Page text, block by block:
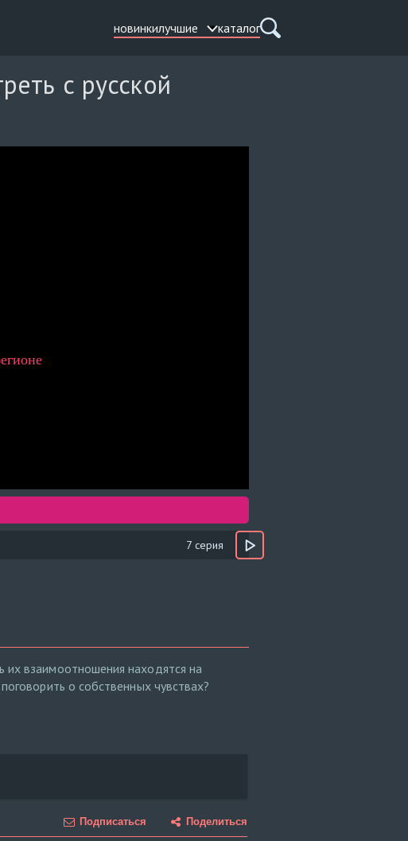
новинкилучшие каталог
с русской
7 серия
их взаимоотношения находятся на
о собственных чувствах?
Подписаться Поделиться